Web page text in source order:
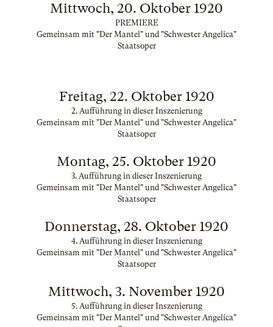
Mittwoch, 20. Oktober 1920
PREMIERE
Gemeinsam mit "Der Mantel" und "Schwester Angelica"
Staatsoper
Freitag, 22. Oktober 1920
2. Aufführung in dieser Inszenierung
Gemeinsam mit "Der Mantel" und "Schwester Angelica"
Staatsoper
Montag, 25. Oktober 1920
3. Aufführung in dieser Inszenierung
Gemeinsam mit "Der Mantel" und "Schwester Angelica"
Staatsoper
Donnerstag, 28. Oktober 1920
4. Aufführung in dieser Inszenierung
Gemeinsam mit "Der Mantel" und "Schwester Angelica"
Staatsoper
Mittwoch, 3. November 1920
5. Aufführung in dieser Inszenierung
Gemeinsam mit "Der Mantel" und "Schwester Angelica"